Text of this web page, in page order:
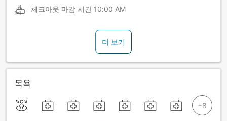
체크아웃 마감 시간 10:00 AM
더 보기
목욕